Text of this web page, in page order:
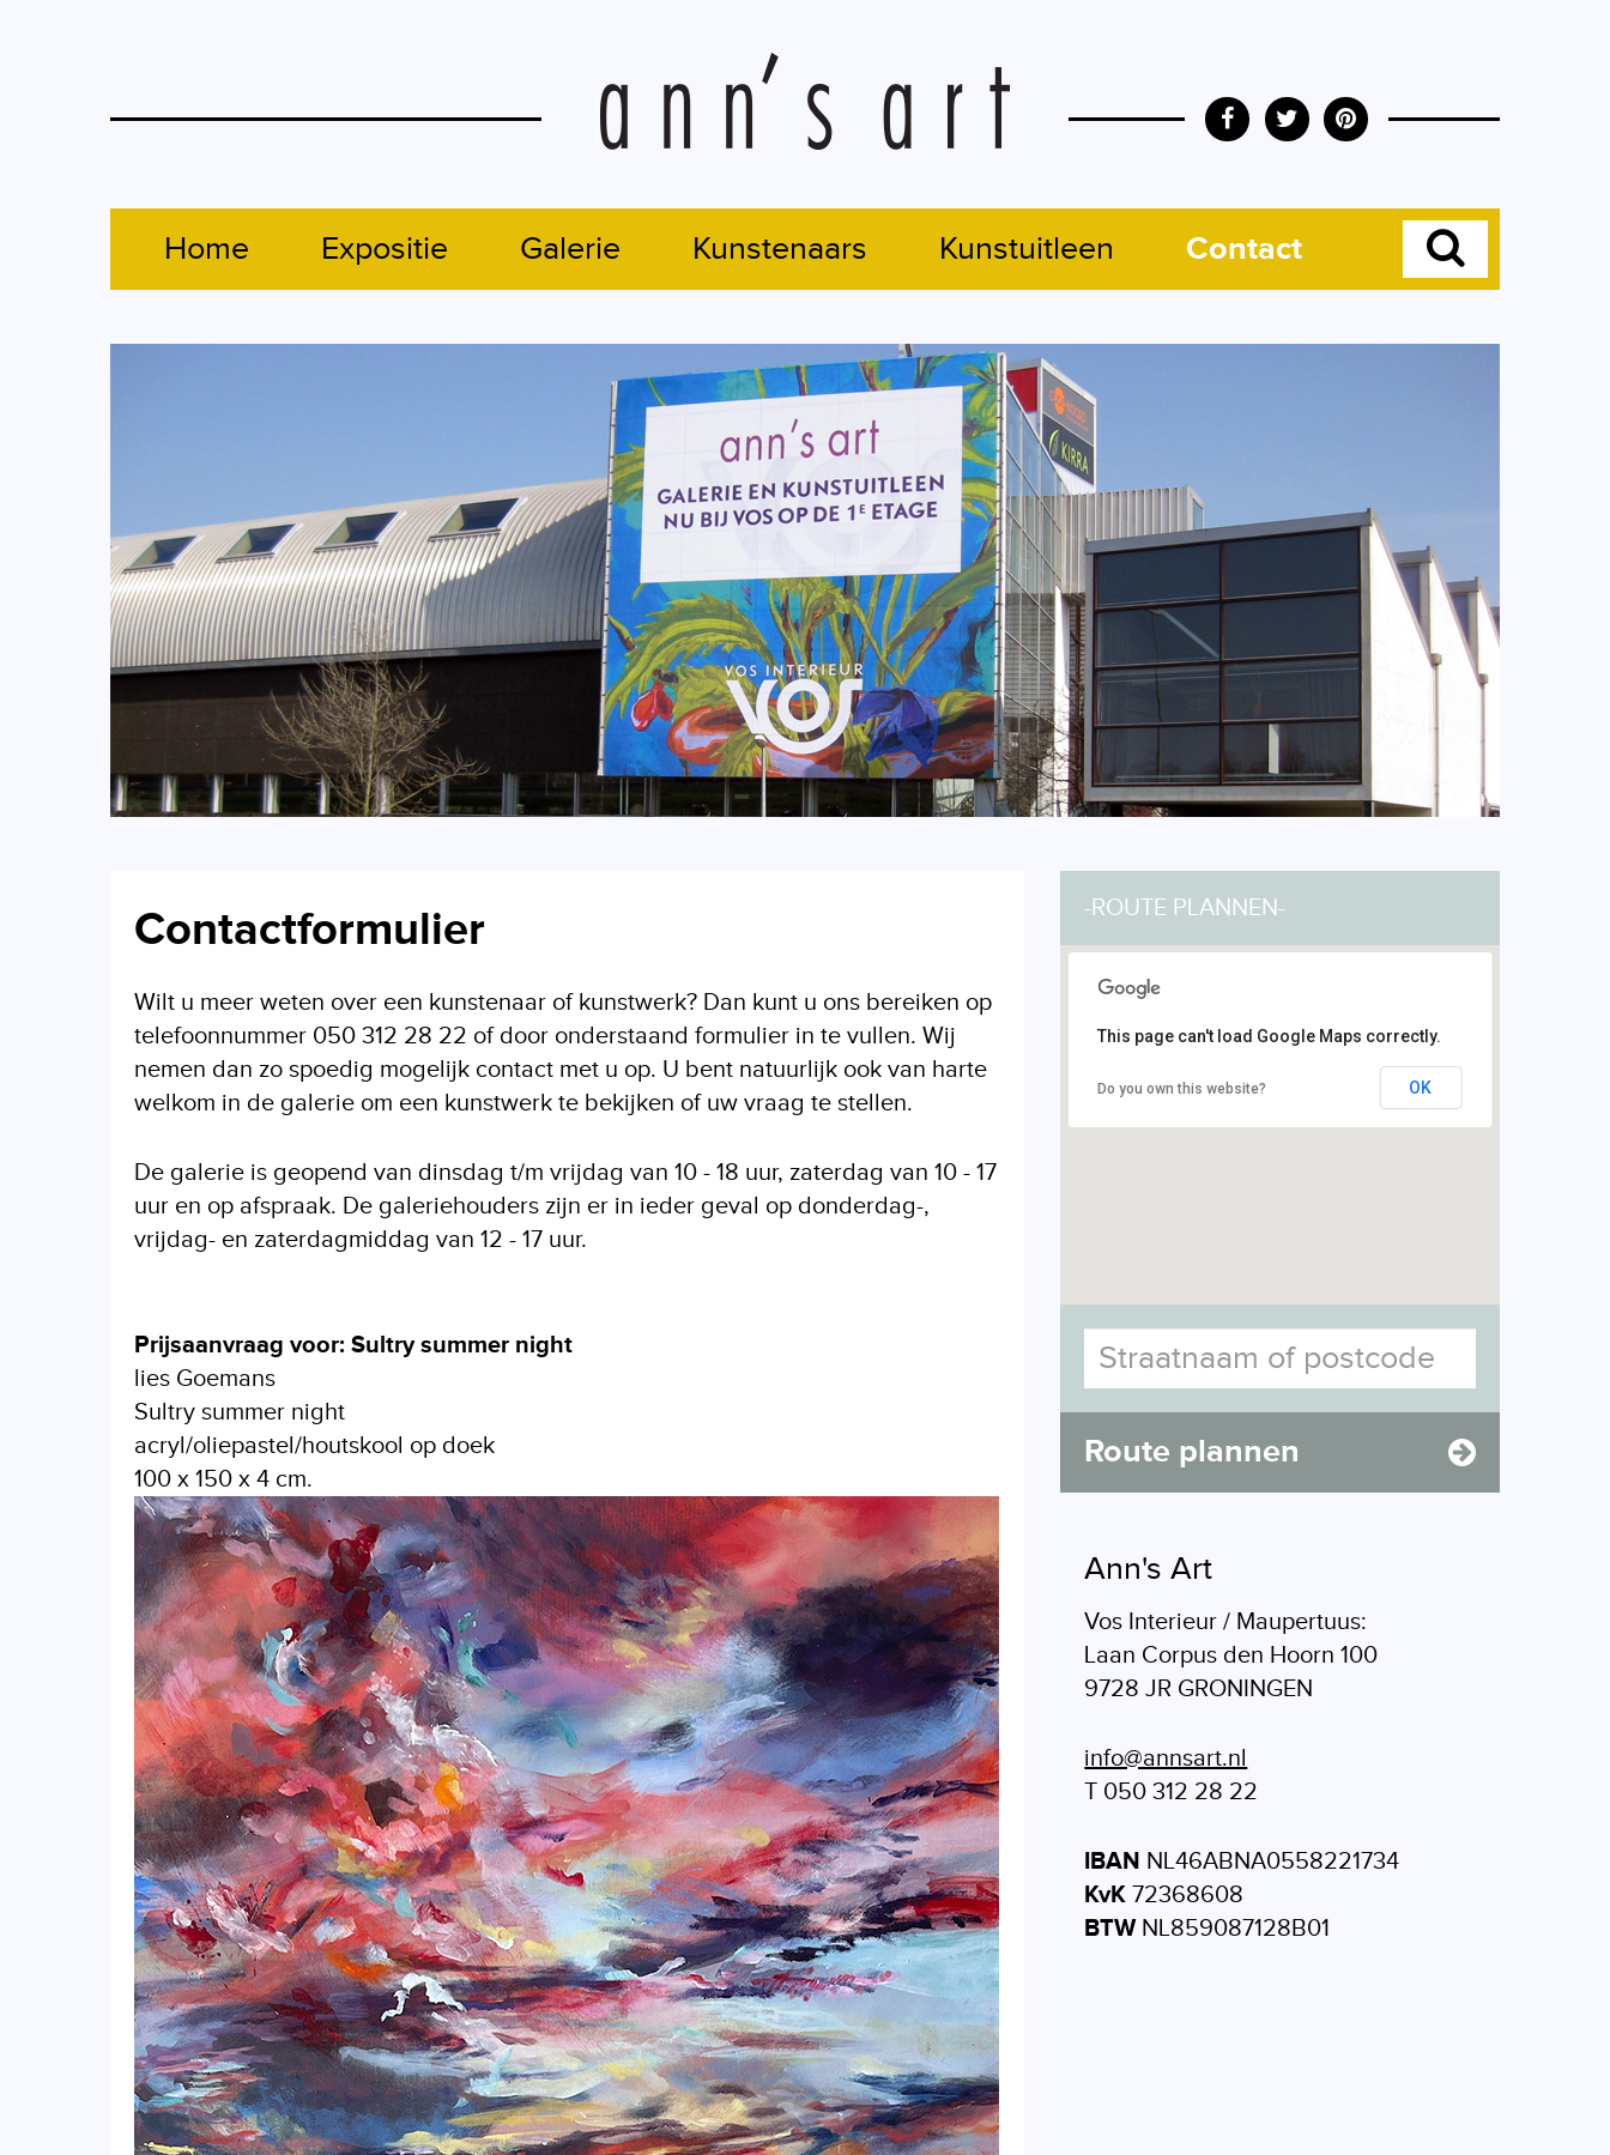
Home Expositie Galerie Kunstenaars Kunstuitleen Contact
Contactformulier
Wilt u meer weten over een kunstenaar of kunstwerk? Dan kunt u ons bereiken op
telefoonnummer 050 312 28 22 of door onderstaand formulier in te vullen. Wij
nemen dan zo spoedig mogelijk contact met u op. U bent natuurlijk ook van harte
welkom in de galerie om een kunstwerk te bekijken of uw vraag te stellen.
De galerie is geopend van dinsdag t/m vrijdag van 10 - 18 uur, zaterdag van 10 - 17
uur en op afspraak. De galeriehouders zijn er in ieder geval op donderdag-,
vrijdag- en zaterdagmiddag van 12 - 17 uur.
Prijsaanvraag voor: Sultry summer night
lies Goemans
Sultry summer night
acryl/oliepastel/houtskool op doek
100 x 150 x 4 cm.
-ROUTE PLANNEN-
This page can't load Google Maps correctly.
Do you own this website? OK
Route plannen
Ann's Art
Vos Interieur / Maupertuus:
Laan Corpus den Hoorn 100
9728 JR GRONINGEN
info@annsart.nl
T 050 312 28 22
IBAN NL46ABNA0558221734
KvK 72368608
BTWNL859087128B01